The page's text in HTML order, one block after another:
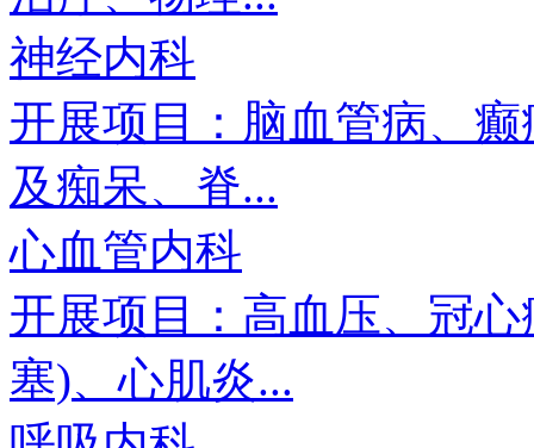
神经内科
开展项目：脑血管病、
及痴呆、脊...
心血管内科
开展项目：高血压、冠
塞)、心肌炎...